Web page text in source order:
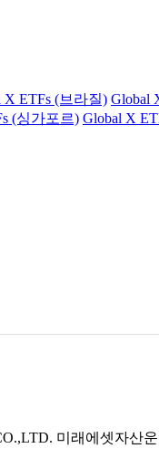
X ETFs (브라질) Global
(싱가포르) Global X
미래에셋자산운